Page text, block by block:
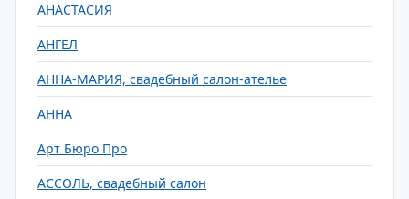
АНАСТАСИЯ
АНГЕЛ
АННА-МАРИЯ, свадебный салон-ателье
АННА
Арт Бюро Про
АССОЛЬ, свадебный салон